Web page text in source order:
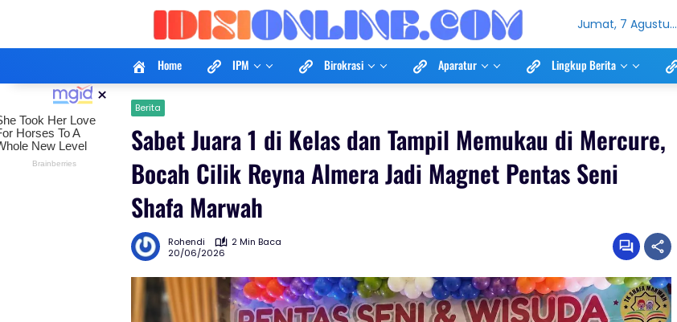
Jumat, 7 Agustus
Home IPM Birokrasi Aparatur Lingkup Berita
× Berita
Sabet Juara 1 di Kelas dan Tampil Memukau di Mercure,
Bocah Cilik Reyna Almera Jadi Magnet Pentas Seni
Shafa Marwah
Rohendi
2 Min Baca
20/06/2026